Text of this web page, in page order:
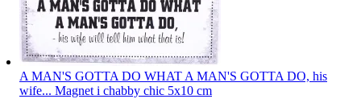
A MAN'S GOTTA DO WHAT A MAN'S GOTTA DO, his
wife... Magnet i chabby chic 5x10 cm